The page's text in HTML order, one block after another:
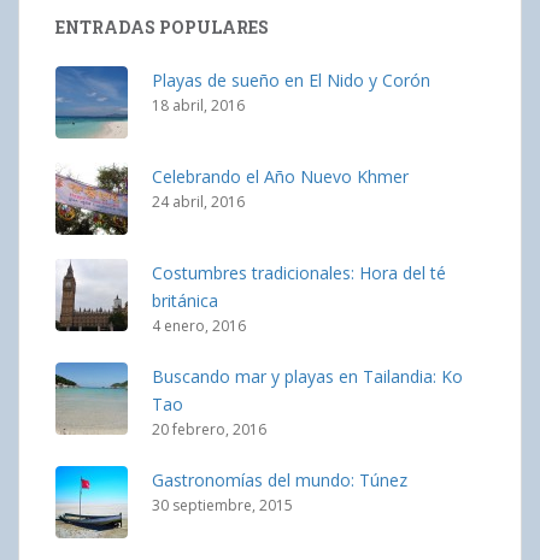
ENTRADAS POPULARES
Playas de sueño en El Nido y Corón
18 abril, 2016
Celebrando el Año Nuevo Khmer
24 abril, 2016
Costumbres tradicionales: Hora del té
británica
4 enero, 2016
Buscando mar y playas en Tailandia: Ko
Tao
20 febrero, 2016
Gastronomías del mundo: Túnez
30 septiembre, 2015